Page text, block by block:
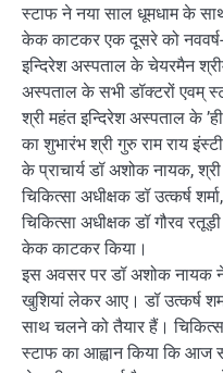
स्टाफ ने नया साल धूमधाम के
केक काटकर एक दूसरे को
इन्दिरेश अस्पताल के चेयरमैन
अस्पताल के सभी डॉक्टरों एवम्
श्री महंत इन्दिरेश अस्पताल के
का शुभारंभ श्री गुरु राम राय
के प्राचार्य डॉ अशोक नायक,
चिकित्सा अधीक्षक डॉ उत्कर्ष
चिकित्सा अधीक्षक डॉ गौरव
केक काटकर किया।
इस अवसर पर डॉ अशोक
खुशियां लेकर आए। डॉ उत्कर्ष
साथ चलने को तैयार हैं।
स्टाफ का आह्वान किया कि